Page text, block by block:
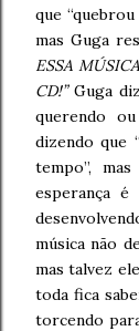
que
mas Guga
ESSA
CD!”Guga
querendo
dizendo que
tempo”,
esperança
música não
mas talvez
toda fica
torcendo